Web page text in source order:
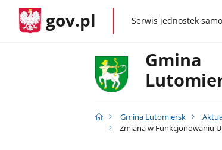
gov.pl gov.plSerwis jednostek
Gmina
Gmina Lutomiersk
Zmiana w Funkcjonowaniu